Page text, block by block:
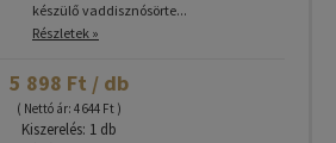
készülő vaddisznósörte...
Részletek »
5 898 Ft / db
( Nettó ár: 4 644 Ft )
Kiszerelés: 1 db